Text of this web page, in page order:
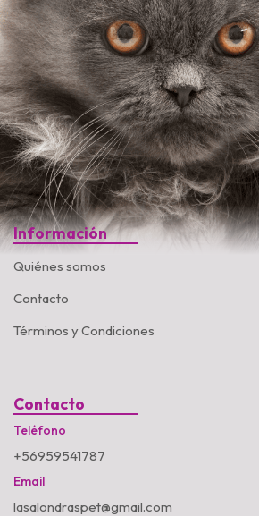
Información
Quiénes somos
Contacto
Términos y Condiciones
Contacto
Teléfono
+56959541787
Email
lasalondraspet@gmail.com